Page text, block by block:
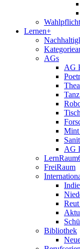
Lernen+
AGs
AG
Mint
AG
FreiRaum
Bibliothek